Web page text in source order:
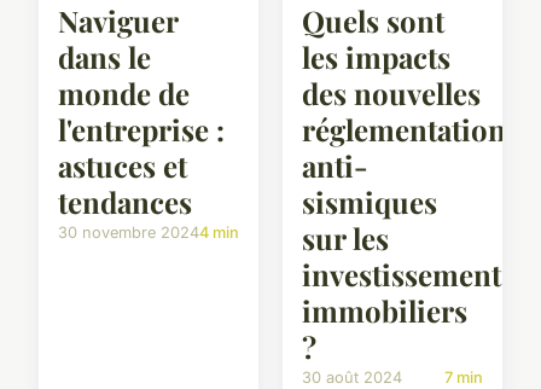
Naviguer
dans le
monde de
l'entreprise :
astuces et
tendances
30 novembre 20244 min
Quels sont
les impacts
des nouvelles
réglementations
anti-
sismiques
sur les
investissements
immobiliers
?
30 août 2024 7 min